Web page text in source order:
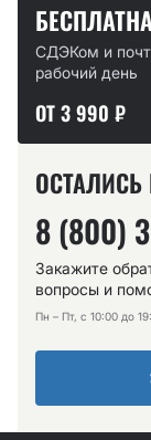
СДЭКом и
рабочий день
ОТ 3 990 ₽
8 (800)
Закажите
вопросы и
Пн – Пт, с 10:00 до